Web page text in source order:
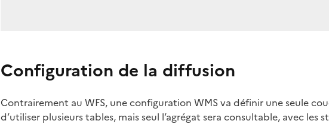
Configuration de la diffusion
Contrairement au WFS, une configuration WMS va définir une seule
d’utiliser plusieurs tables, mais seul l’agrégat sera consultable, avec les